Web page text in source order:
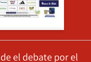
el debate por el